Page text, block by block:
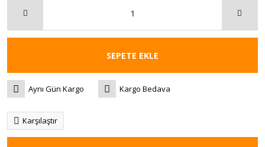
SEPETE EKLE
Aynı Gün Kargo Kargo Bedava
Karşılaştır